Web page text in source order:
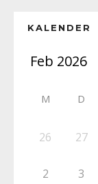
KALENDER
M D
26 27
2 3